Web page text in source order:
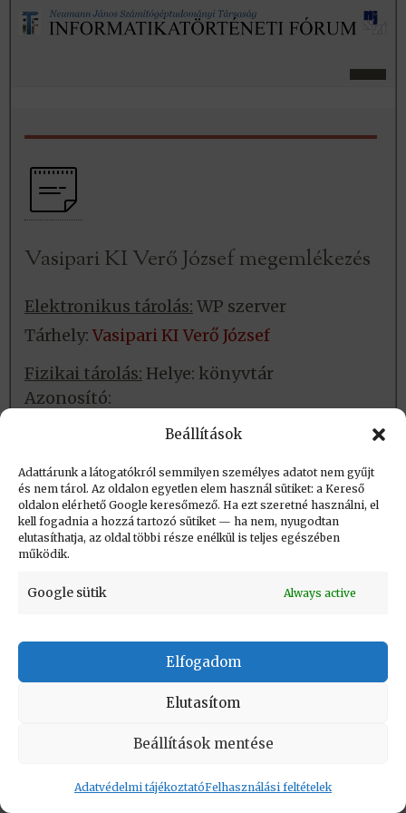
Beállítások
Adattárunk a látogatókról semmilyen személyes adatot nem gyűjt
és nem tárol. Az oldalon egyetlen elem használ sütiket: a Kereső
oldalon elérhető Google keresőmező. Ha ezt szeretné használni, el
kell fogadnia a hozzá tartozó sütiket — ha nem, nyugodtan
elutasíthatja, az oldal többi része enélkül is teljes egészében
működik.
Google sütik Always active
Elfogadom
Elutasítom
Beállítások mentése
Adatvédelmi tájékoztatóFelhasználási feltételek
Vasipari KI Verő József megemlékezés
Elektronikus tárolás: WP szerver
Tárhely: Vasipari KI Verő József
Fizikai tárolás: Helye: könyvtár
Azonosító:
Létrehozva: 2025.04.16. 13:39
Utolsó módosítás: 2025.04.16. 13:39
feltételek | Adatvédelmi tájékoztató
Vissza a lap tetejére
Copyright © Informatikatörténeti Fórum 2017